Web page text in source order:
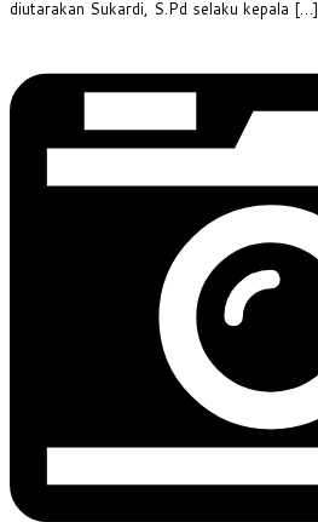
diutarakan Sukardi, S.Pd selaku kepala […]